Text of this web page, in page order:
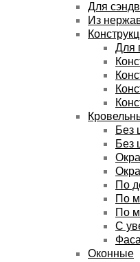
Для
Из
Для
Без
Без
По
По
По
С
Оконные